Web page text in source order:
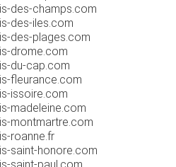
des-champs.com
des-iles.com
des-plages.com
drome.com
du-cap.com
fleurance.com
issoire.com
madeleine.com
montmartre.com
roanne.fr
saint-honore.com